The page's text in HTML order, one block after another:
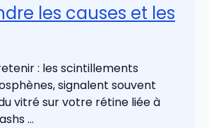
les causes et les
: les scintillements
signalent souvent
vitré sur votre rétine liée à
...